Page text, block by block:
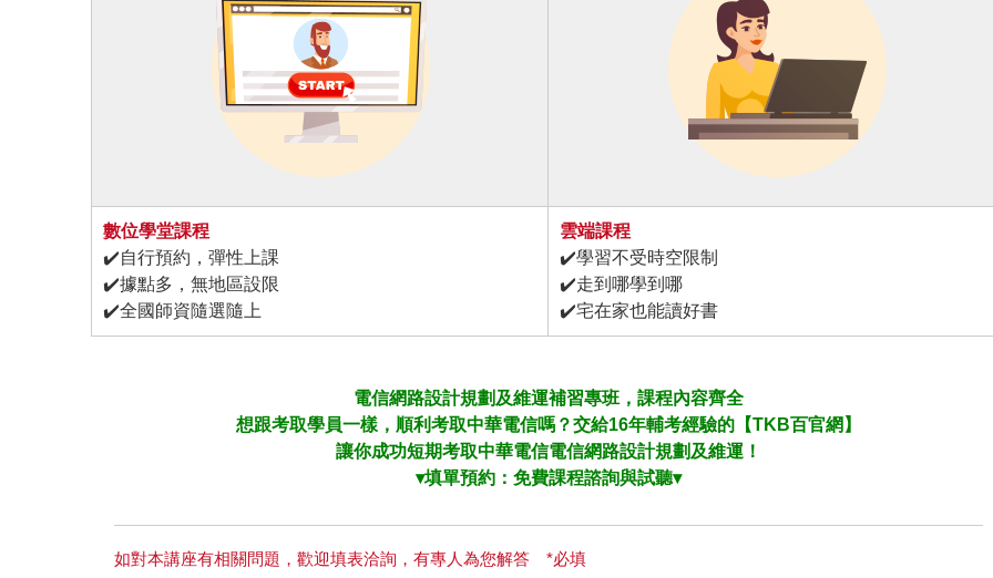
數位學堂課程
✔️自行預約，彈性上課
✔️據點多，無地區設限
✔️全國師資隨選隨上
雲端課程
✔️學習不受時空限制
✔️走到哪學到哪
✔️宅在家也能讀好書
電信網路設計規劃及維運補習專班，課程內容齊全
想跟考取學員一樣，順利考取中華電信嗎？交給16年輔考經驗的【TKB百官網】
讓你成功短期考取中華電信電信網路設計規劃及維運 ！
▾填單預約：免費課程諮詢與試聽▾
如對本講座有相關問題，歡迎填表洽詢，有專人為您解答 *必填